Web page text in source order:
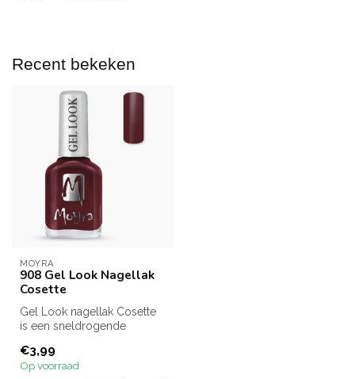
Recent bekeken
MOYRA
908 Gel Look Nagellak
Cosette
Gel Look nagellak Cosette
is een sneldrogende
Ben je op zo...
€3,99
Op voorraad